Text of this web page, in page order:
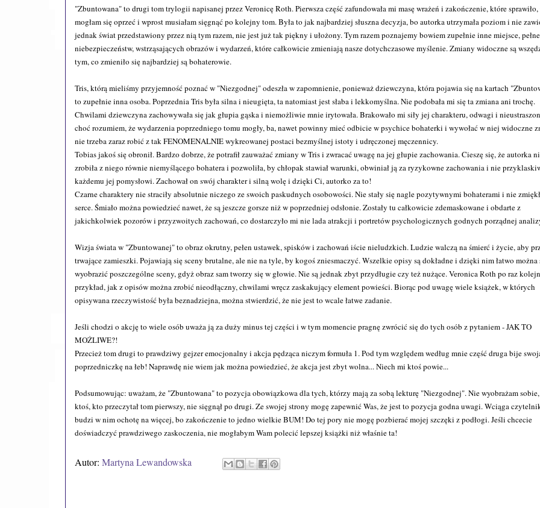
"Zbuntowana" to drugi tom trylogii napisanej przez Veronicę Roth. Pierwsza część zafundowała mi masę wrażeń i zakończenie, które
mogłam się oprzeć i wprost musiałam sięgnąć po kolejny tom. Była to jak najbardziej słuszna decyzja, bo autorka utrzymała poziom i nie
jednak świat przedstawiony przez nią tym razem, nie jest już tak piękny i ułożony. Tym razem poznajemy bowiem zupełnie inne miejsce, pełne
niebezpieczeństw, wstrząsających obrazów i wydarzeń, które całkowicie zmieniają nasze dotychczasowe myślenie. Zmiany widoczne są
tym, co zmieniło się najbardziej są bohaterowie.
Tris, którą mieliśmy przyjemność poznać w "Niezgodnej" odeszła w zapomnienie, ponieważ dziewczyna, która pojawia się na kartach
to zupełnie inna osoba. Poprzednia Tris była silna i nieugięta, ta natomiast jest słaba i lekkomyślna. Nie podobała mi się ta zmiana ani trochę.
Chwilami dziewczyna zachowywała się jak głupia gąska i niemożliwie mnie irytowała. Brakowało mi siły jej charakteru, odwagi i
choć rozumiem, że wydarzenia poprzedniego tomu mogły, ba, nawet powinny mieć odbicie w psychice bohaterki i wywołać w niej widoczne
nie trzeba zaraz robić z tak FENOMENALNIE wykreowanej postaci bezmyślnej istoty i udręczonej męczennicy.
Tobias jakoś się obronił. Bardzo dobrze, że potrafił zauważać zmiany w Tris i zwracać uwagę na jej głupie zachowania. Cieszę się, że autorka
zrobiła z niego równie niemyślącego bohatera i pozwoliła, by chłopak stawiał warunki, obwiniał ją za ryzykowne zachowania i nie
każdemu jej pomysłowi. Zachował on swój charakter i silną wolę i dzięki Ci, autorko za to!
Czarne charaktery nie straciły absolutnie niczego ze swoich paskudnych osobowości. Nie stały się nagle pozytywnymi bohaterami i nie
serce. Śmiało można powiedzieć nawet, że są jeszcze gorsze niż w poprzedniej odsłonie. Zostały tu całkowicie zdemaskowane i obdarte z
jakichkolwiek pozorów i przyzwoitych zachowań, co dostarczyło mi nie lada atrakcji i portretów psychologicznych godnych porządnej
Wizja świata w "Zbuntowanej" to obraz okrutny, pełen ustawek, spisków i zachowań iście nieludzkich. Ludzie walczą na śmierć i życie, aby
trwające zamieszki. Pojawiają się sceny brutalne, ale nie na tyle, by kogoś zniesmaczyć. Wszelkie opisy są dokładne i dzięki nim łatwo można
wyobrazić poszczególne sceny, gdyż obraz sam tworzy się w głowie. Nie są jednak zbyt przydługie czy też nużące. Veronica Roth po raz
przykład, jak z opisów można zrobić nieodłączny, chwilami wręcz zaskakujący element powieści. Biorąc pod uwagę wiele książek, w których
opisywana rzeczywistość była beznadziejna, można stwierdzić, że nie jest to wcale łatwe zadanie.
Jeśli chodzi o akcję to wiele osób uważa ją za duży minus tej części i w tym momencie pragnę zwrócić się do tych osób z pytaniem - JAK TO
MOŻLIWE?!
Przecież tom drugi to prawdziwy gejzer emocjonalny i akcja pędząca niczym formuła 1. Pod tym względem według mnie część druga bije
poprzedniczkę na łeb! Naprawdę nie wiem jak można powiedzieć, że akcja jest zbyt wolna... Niech mi ktoś powie...
Podsumowując: uważam, że "Zbuntowana" to pozycja obowiązkowa dla tych, którzy mają za sobą lekturę "Niezgodnej". Nie wyobrażam
ktoś, kto przeczytał tom pierwszy, nie sięgnął po drugi. Ze swojej strony mogę zapewnić Was, że jest to pozycja godna uwagi. Wciąga
budzi w nim ochotę na więcej, bo zakończenie to jedno wielkie BUM! Do tej pory nie mogę pozbierać mojej szczęki z podłogi. Jeśli chcecie
doświadczyć prawdziwego zaskoczenia, nie mogłabym Wam polecić lepszej książki niż właśnie ta!
Autor: Martyna Lewandowska